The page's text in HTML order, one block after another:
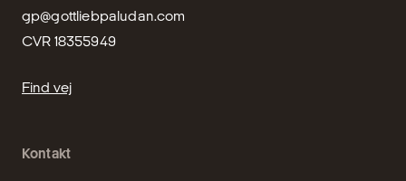
gp@gottliebpaludan.com
CVR 18355949
Find vej
Kontakt